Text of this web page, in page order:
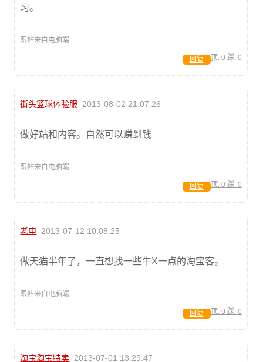
习。
跟帖来自电脑端
顶: 0 踩: 0
回复
街头篮球体验服 2013-08-02 21:07:26
做好站和内容。自然可以赚到钱
跟帖来自电脑端
顶: 0 踩: 0
回复
老申 2013-07-12 10:08:25
做天猫半年了，一直想找一些牛X一点的淘宝客。
跟帖来自电脑端
顶: 0 踩: 0
回复
淘宝淘宝特卖 2013-07-01 13:29:47